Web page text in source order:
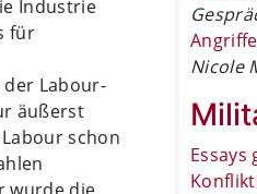
Industrie
für
der Labour-
äußerst
schon
Nicole